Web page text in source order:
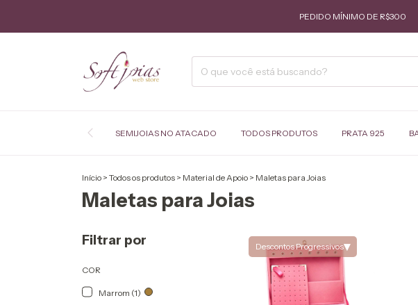
PEDIDO MÍNIMO DE R$300
SEMIJOIAS NO ATACADO TODOS PRODUTOS PRATA 925
Início > Todos os produtos > Material de Apoio > Maletas para Joias
Maletas para Joias
Filtrar por
COR
Marrom (1)
Descontos Progressivos▾